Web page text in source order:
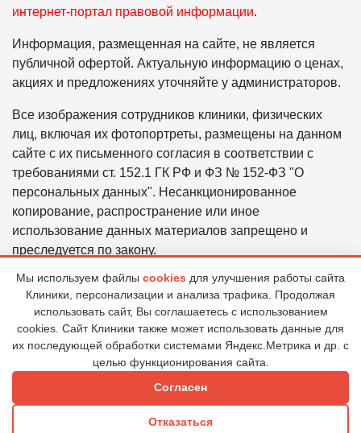
интернет-портал правовой информации.
Информация, размещенная на сайте, не является
публичной офертой. Актуальную информацию о ценах,
акциях и предложениях уточняйте у администраторов.
Все изображения сотрудников клиники, физических
лиц, включая их фотопортреты, размещены на данном
сайте с их письменного согласия в соответствии с
требованиями ст. 152.1 ГК РФ и ФЗ № 152-ФЗ "О
персональных данных". Несанкционированное
копирование, распространение или иное
использование данных материалов запрещено и
преследуется по закону.
Политика в отношении обработки персональных
данных ООО «ЦГБ «ВИЗИУМ»
Правовая информация
© 2026 Клиника "ВИЗИУМ"
Мы используем файлы cookies для улучшения работы сайта
Клиники, персонализации и анализа трафика. Продолжая
использовать сайт, Вы соглашаетесь с использованием
cookies. Сайт Клиники также может использовать данные для
их последующей обработки системами Яндекс.Метрика и др. с
целью функционирования сайта.
Согласен
Отказаться